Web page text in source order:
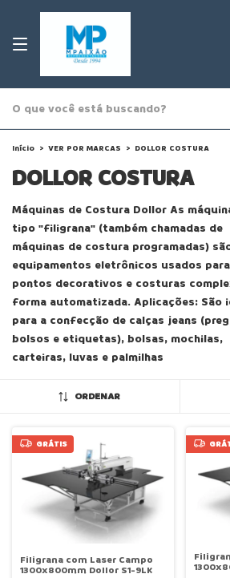
Início > VER POR MARCAS > DOLLOR COSTURA
DOLLOR COSTURA
Máquinas de Costura Dollor As
tipo "filigrana" (também chamadas de
máquinas de costura programadas)
equipamentos eletrônicos usados
pontos decorativos e costuras
forma automatizada. Aplicações: São
para a confecção de calças jeans
bolsos e etiquetas), bolsas, mochilas,
carteiras, luvas e palmilhas
ORDENAR
GRÁTIS
Filigrana com Laser Campo
1300x800mm Dollor S1-9LK